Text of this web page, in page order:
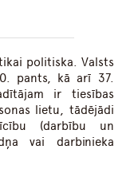
politiska. Valsts
pants, kā arī 37.
ir tiesības
lietu, tādējādi
(darbību un
vai darbinieka